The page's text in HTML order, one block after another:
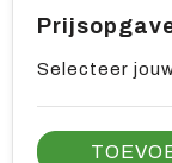
Selecteer